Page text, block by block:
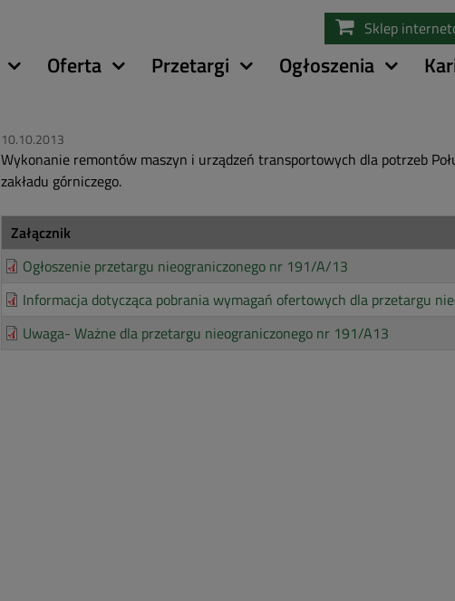
treści
Sklep
Oferta Przetargi Ogłoszenia
10.10.2013
Wykonanie remontów maszyn i urządzeń transportowych dla potrzeb
zakładu górniczego.
Załącznik
Ogłoszenie przetargu nieograniczonego nr 191/A/13
Informacja dotycząca pobrania wymagań ofertowych dla przetargu
Uwaga- Ważne dla przetargu nieograniczonego nr 191/A13